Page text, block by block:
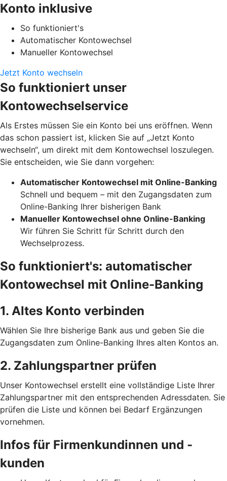
Konto inklusive
So funktioniert's
Automatischer Kontowechsel
Manueller Kontowechsel
Jetzt Konto wechseln
So funktioniert unser
Kontowechselservice
Als Erstes müssen Sie ein Konto bei uns eröffnen. Wenn
das schon passiert ist, klicken Sie auf „Jetzt Konto
wechseln“, um direkt mit dem Kontowechsel loszulegen.
Sie entscheiden, wie Sie dann vorgehen:
Automatischer Kontowechsel mit Online-Banking
Schnell und bequem – mit den Zugangsdaten zum
Online-Banking Ihrer bisherigen Bank
Manueller Kontowechsel ohne Online-Banking
Wir führen Sie Schritt für Schritt durch den
Wechselprozess.
So funktioniert's: automatischer
Kontowechsel mit Online-Banking
1. Altes Konto verbinden
Wählen Sie Ihre bisherige Bank aus und geben Sie die
Zugangsdaten zum Online-Banking Ihres alten Kontos an.
2. Zahlungspartner prüfen
Unser Kontowechsel erstellt eine vollständige Liste Ihrer
Zahlungspartner mit den entsprechenden Adressdaten. Sie
prüfen die Liste und können bei Bedarf Ergänzungen
vornehmen.
Infos für Firmenkundinnen und -
kunden